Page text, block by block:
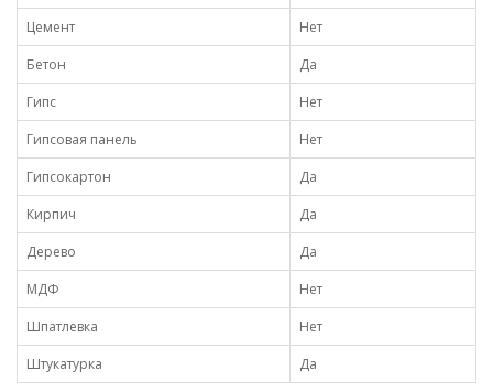
Цемент
Нет
Бетон
Да
Гипс
Нет
Гипсовая панель
Нет
Гипсокартон
Да
Кирпич
Да
Дерево
Да
МДФ
Нет
Шпатлевка
Нет
Штукатурка
Да